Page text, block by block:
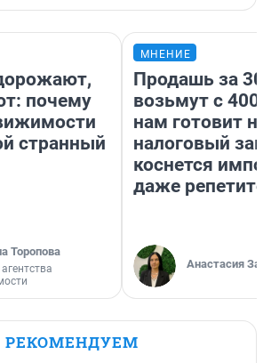
почему
странный
Торопова
МНЕНИЕ
Продашь за
возьмут с
нам готовит
налоговый
коснется
даже
Анастасия
РЕКОМЕНДУЕМ